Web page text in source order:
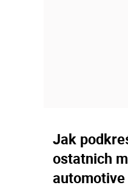
Jak
ostatnich